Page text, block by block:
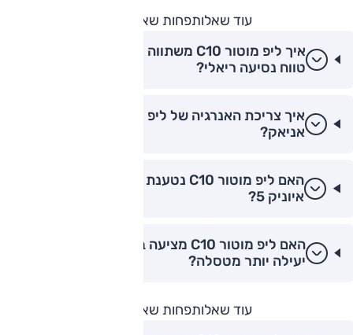
עוד שאלותפחות שאלות
טווח נסיעה ריאלי?
אניאק?
האם ליפ מוטור C10 נטענת מהר יותר מיונדאי
איוניק 5?
האם ליפ מוטור C10 מציעה בלימה רגנרטיבית
יעילה יותר מטסלה?
עוד שאלותפחות שאלות